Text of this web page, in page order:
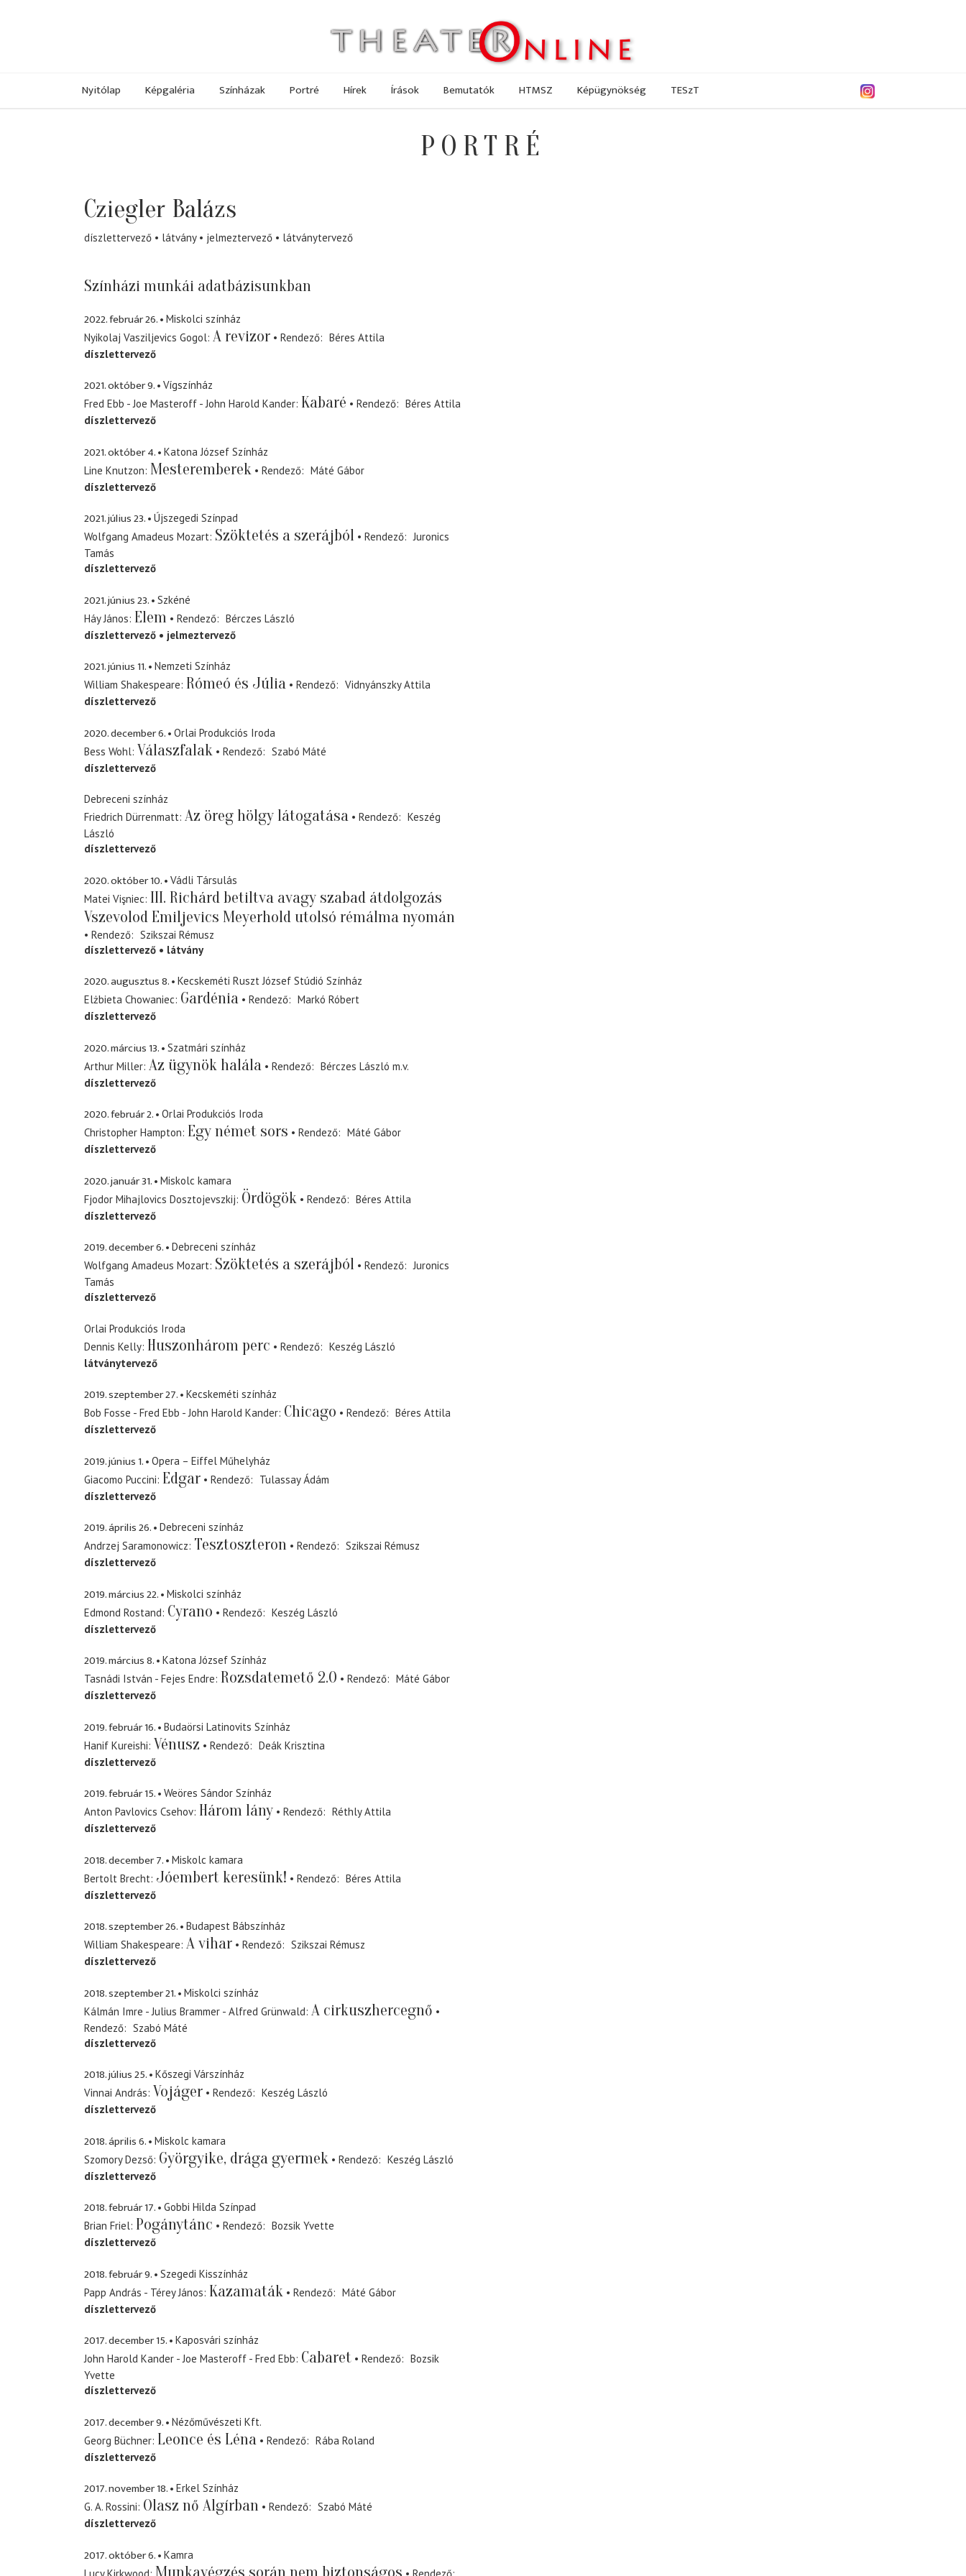
Nyitólap Képgaléria Színházak Portré Hírek Írások Bemutatók HTMSZ Képügynökség TESzT
PORTRÉ
Cziegler Balázs
díszlettervező látvány jelmeztervező látványtervező
Színházi munkái adatbázisunkban
2022. február 26.
Miskolci színház
Nyikolaj Vasziljevics Gogol A revizor Rendező
Béres Attila
díszlettervező
2021. október 9.
Vígszínház
Fred Ebb - Joe Masteroff - John Harold Kander Kabaré Rendező
Béres Attila
díszlettervező
2021. október 4.
Katona József Színház
Line Knutzon Mesteremberek Rendező
Máté Gábor
díszlettervező
2021. július 23.
Újszegedi Színpad
Wolfgang Amadeus Mozart Szöktetés a szerájból Rendező
Juronics
Tamás
díszlettervező
2021. június 23.
Szkéné
Háy János Elem Rendező
Bérczes László
díszlettervező
jelmeztervező
2021. június 11.
Nemzeti Színház
William Shakespeare Rómeó és Júlia Rendező
Vidnyánszky Attila
díszlettervező
2020. december 6.
Orlai Produkciós Iroda
Bess Wohl Válaszfalak Rendező
Szabó Máté
díszlettervező
Debreceni színház
Friedrich Dürrenmatt Az öreg hölgy látogatása Rendező
Keszég
László
díszlettervező
2020. október 10.
Vádli Társulás
Matei Vişniec III. Richárd betiltva avagy szabad átdolgozás
Vszevolod Emiljevics Meyerhold utolsó rémálma nyomán
Rendező
Szikszai Rémusz
díszlettervező
látvány
2020. augusztus 8.
Kecskeméti Ruszt József Stúdió Színház
Elżbieta Chowaniec Gardénia Rendező
Markó Róbert
díszlettervező
2020. március 13.
Szatmári színház
Arthur Miller Az ügynök halála Rendező Bérczes László m.v.
díszlettervező
2020. február 2.
Orlai Produkciós Iroda
Christopher Hampton Egy német sors Rendező
Máté Gábor
díszlettervező
2020. január 31.
Miskolc kamara
Fjodor Mihajlovics Dosztojevszkij Ördögök Rendező
Béres Attila
díszlettervező
2019. december 6.
Debreceni színház
Wolfgang Amadeus Mozart Szöktetés a szerájból Rendező
Juronics
Tamás
díszlettervező
Orlai Produkciós Iroda
Dennis Kelly Huszonhárom perc Rendező
Keszég László
látványtervező
2019. szeptember 27.
Kecskeméti színház
Bob Fosse - Fred Ebb - John Harold Kander Chicago Rendező
Béres Attila
díszlettervező
2019. június 1.
Opera – Eiffel Műhelyház
Giacomo Puccini Edgar Rendező
Tulassay Ádám
díszlettervező
2019. április 26.
Debreceni színház
Andrzej Saramonowicz Tesztoszteron Rendező
Szikszai Rémusz
díszlettervező
2019. március 22.
Miskolci színház
Edmond Rostand Cyrano Rendező
Keszég László
díszlettervező
2019. március 8.
Katona József Színház
Tasnádi István - Fejes Endre Rozsdatemető 2.0 Rendező
Máté Gábor
díszlettervező
2019. február 16.
Budaörsi Latinovits Színház
Hanif Kureishi Vénusz Rendező
Deák Krisztina
díszlettervező
2019. február 15.
Weöres Sándor Színház
Anton Pavlovics Csehov Három lány Rendező
Réthly Attila
díszlettervező
2018. december 7.
Miskolc kamara
Bertolt Brecht Jóembert keresünk! Rendező
Béres Attila
díszlettervező
2018. szeptember 26.
Budapest Bábszínház
William Shakespeare A vihar Rendező
Szikszai Rémusz
díszlettervező
2018. szeptember 21.
Miskolci színház
Kálmán Imre - Julius Brammer - Alfred Grünwald A cirkuszhercegnő
Rendező
Szabó Máté
díszlettervező
2018. július 25.
Kőszegi Várszínház
Vinnai András Vojáger Rendező
Keszég László
díszlettervező
2018. április 6.
Miskolc kamara
Szomory Dezső Györgyike, drága gyermek Rendező
Keszég László
díszlettervező
2018. február 17.
Gobbi Hilda Színpad
Brian Friel Pogánytánc Rendező
Bozsik Yvette
díszlettervező
2018. február 9.
Szegedi Kisszínház
Papp András - Térey János Kazamaták Rendező
Máté Gábor
díszlettervező
2017. december 15.
Kaposvári színház
John Harold Kander - Joe Masteroff - Fred Ebb Cabaret Rendező
Bozsik
Yvette
díszlettervező
2017. december 9.
Nézőművészeti Kft.
Georg Büchner Leonce és Léna Rendező
Rába Roland
díszlettervező
2017. november 18.
Erkel Színház
G. A. Rossini Olasz nő Algírban Rendező
Szabó Máté
díszlettervező
2017. október 6.
Kamra
Lucy Kirkwood Munkavégzés során nem biztonságos Rendező